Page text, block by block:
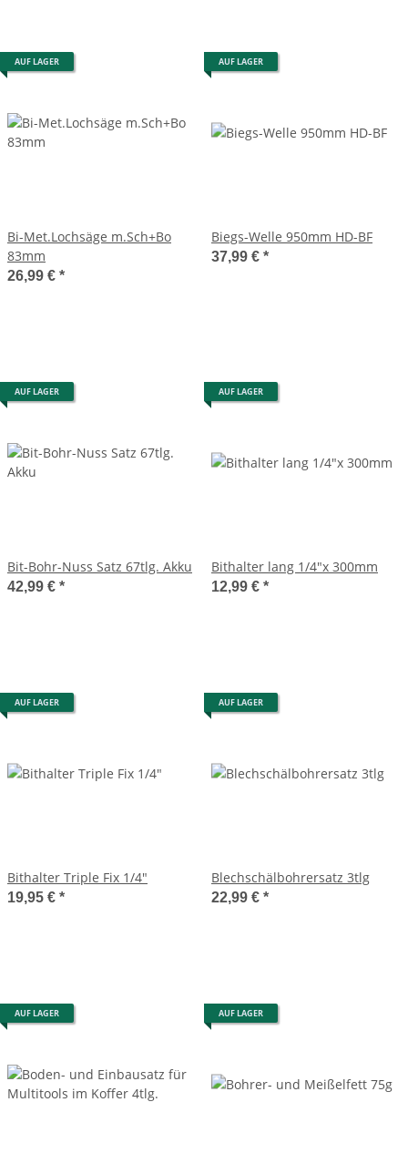
AUF LAGER
Bi-Met.Lochsäge m.Sch+Bo
83mm
26,99 € *
AUF LAGER
Biegs-Welle 950mm HD-BF
37,99 € *
AUF LAGER
Bit-Bohr-Nuss Satz 67tlg. Akku
42,99 € *
AUF LAGER
Bithalter lang 1/4"x 300mm
12,99 € *
AUF LAGER
Bithalter Triple Fix 1/4"
19,95 € *
AUF LAGER
Blechschälbohrersatz 3tlg
22,99 € *
AUF LAGER AUF LAGER